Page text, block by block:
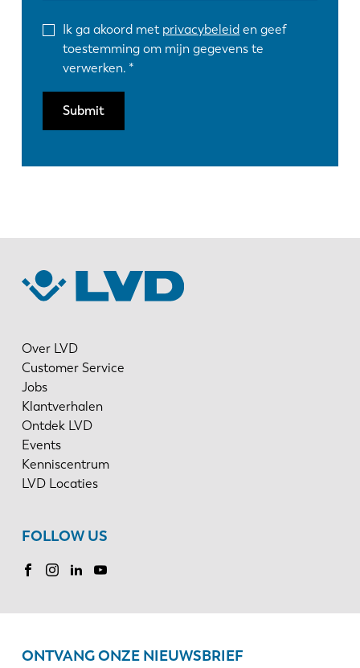
Ik ga akoord met privacybeleid en geef
toestemming om mijn gegevens te
verwerken.
Submit
Over LVD
Customer Service
Jobs
Klantverhalen
Ontdek LVD
Events
Kenniscentrum
LVD Locaties
FOLLOW US
ONTVANG ONZE NIEUWSBRIEF